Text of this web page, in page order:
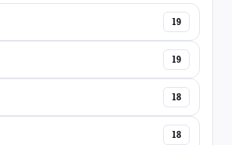
19
19
18
18